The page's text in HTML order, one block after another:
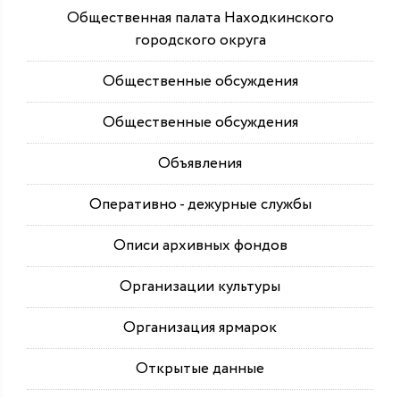
Общественная палата Находкинского
городского округа
Общественные обсуждения
Общественные обсуждения
Объявления
Оперативно - дежурные службы
Описи архивных фондов
Организации культуры
Организация ярмарок
Открытые данные